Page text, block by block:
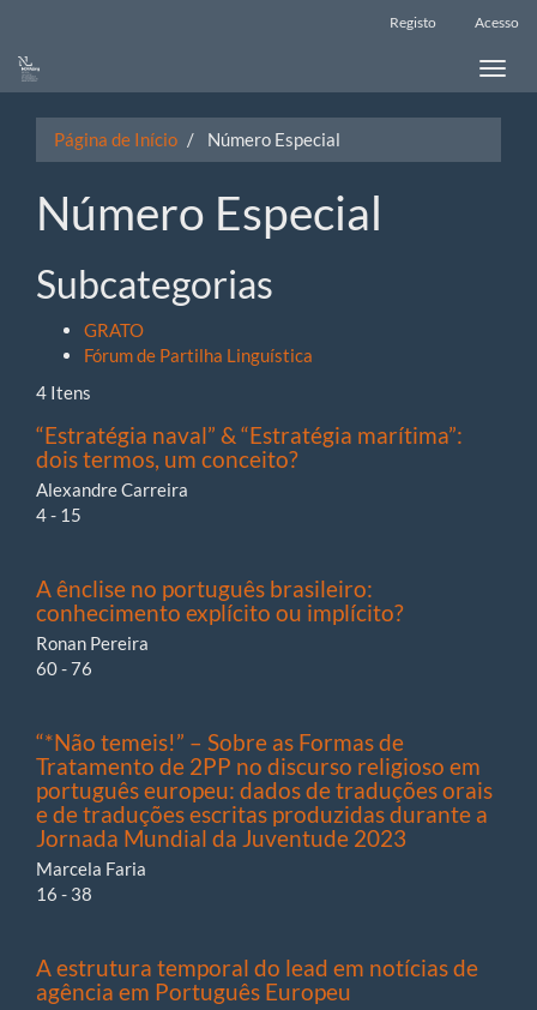
Registo Acesso
Toggle
Página de Início Número Especial
Número Especial
Subcategorias
GRATO
Fórum de Partilha Linguística
4 Itens
“Estratégia naval” & “Estratégia marítima”:
dois termos, um conceito?
Alexandre Carreira
4 - 15
A ênclise no português brasileiro:
conhecimento explícito ou implícito?
Ronan Pereira
60 - 76
“*Não temeis!” – Sobre as Formas de
Tratamento de 2PP no discurso religioso em
português europeu: dados de traduções orais
e de traduções escritas produzidas durante a
Jornada Mundial da Juventude 2023
Marcela Faria
16 - 38
A estrutura temporal do lead em notícias de
agência em Português Europeu